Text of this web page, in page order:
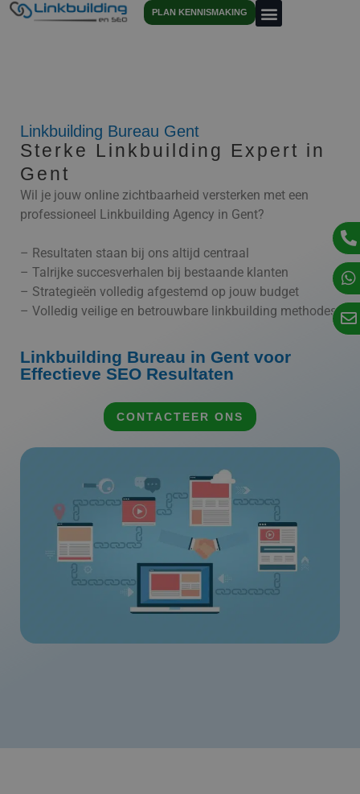
PLAN KENNISMAKING
Linkbuilding Bureau Gent
Sterke Linkbuilding Expert in
Gent
Wil je jouw online zichtbaarheid versterken met een
professioneel Linkbuilding Agency in Gent?
– Resultaten staan bij ons altijd centraal
– Talrijke succesverhalen bij bestaande klanten
– Strategieën volledig afgestemd op jouw budget
– Volledig veilige en betrouwbare linkbuilding methodes
Linkbuilding Bureau in Gent voor
Effectieve SEO Resultaten
CONTACTEER ONS